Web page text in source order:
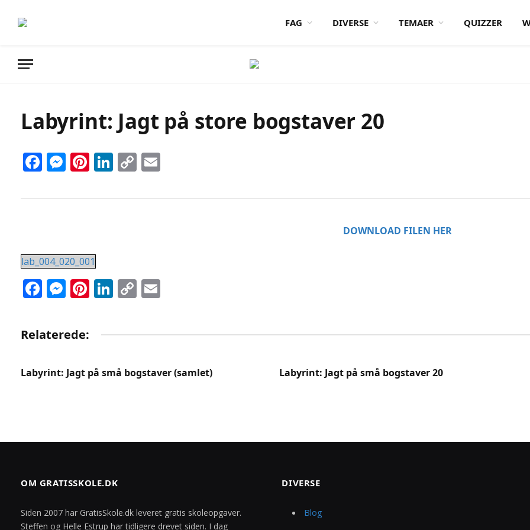
FAG DIVERSE TEMAER QUIZZER
Labyrint: Jagt på store bogstaver 20
Facebook
Messenger
Pinterest
LinkedIn
Copy
DOWNLOAD FILEN HER
lab_004_020_001
Facebook
Messenger
Pinterest
LinkedIn
Copy
Relaterede:
Labyrint: Jagt på små bogstaver (samlet) Labyrint: Jagt på små bogstaver 20
OM GRATISSKOLE.DK
Siden 2007 har GratisSkole.dk leveret gratis skoleopgaver.
Steffen og Helle Estrup har tidligere drevet siden. I dag
DIVERSE
Blog